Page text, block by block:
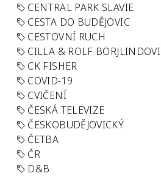
CENTRAL PARK SLAVIE
CESTA DO BUDĚJOVIC
CESTOVNÍ RUCH
CILLA & ROLF BÖRJLINDOVI
CK FISHER
COVID-19
CVIČENÍ
ČESKÁ TELEVIZE
ČESKOBUDĚJOVICKÝ
ČETBA
ČR
D&B